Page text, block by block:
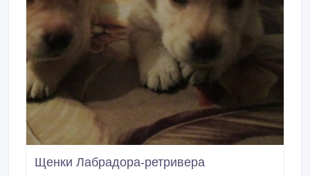
Щенки Лабрадора-ретривера